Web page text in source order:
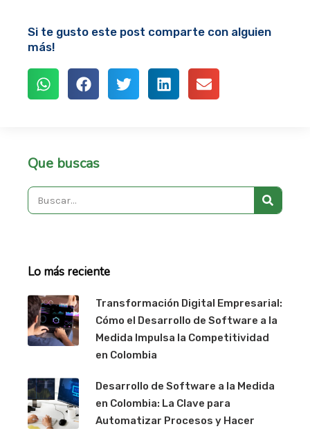
Si te gusto este post comparte con alguien
más!
Que buscas
Search
Lo más reciente
Transformación Digital Empresarial:
Cómo el Desarrollo de Software a la
Medida Impulsa la Competitividad
en Colombia
Desarrollo de Software a la Medida
en Colombia: La Clave para
Automatizar Procesos y Hacer